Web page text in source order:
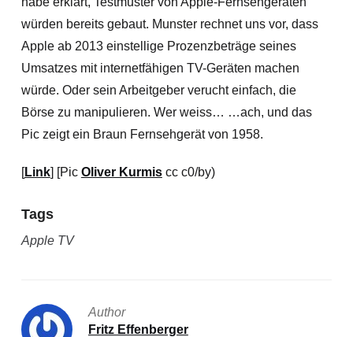
würden bereits gebaut. Munster rechnet uns vor, dass
Apple ab 2013 einstellige Prozenzbeträge seines
Umsatzes mit internetfähigen TV-Geräten machen
würde. Oder sein Arbeitgeber verucht einfach, die
Börse zu manipulieren. Wer weiss… …ach, und das
Pic zeigt ein Braun Fernsehgerät von 1958.
[Link] [Pic Oliver Kurmiscc c0/by)
Tags
Apple TV
Author
Fritz Effenberger